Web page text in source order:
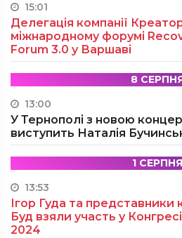
15:01
Делегація компанії
міжнародному форумі
Forum 3.0 у Варшаві
8
13:00
У Тернополі з новою
виступить Наталія
1 СЕРПНЯ
13:53
Ігор Гуда та представники
Буд взяли участь у
2024